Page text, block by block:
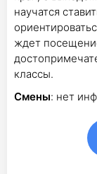
научатся
ждет
классы.
Смены: нет